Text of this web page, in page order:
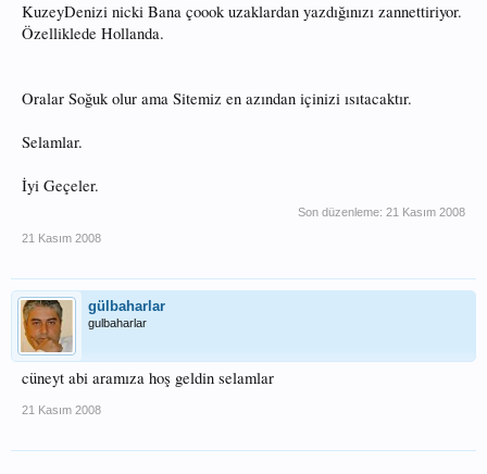
KuzeyDenizi nicki Bana çoook uzaklardan yazdığınızı zannettiriyor.
Özelliklede Hollanda.
Oralar Soğuk olur ama Sitemiz en azından içinizi ısıtacaktır.
Selamlar.
İyi Geçeler.
Son düzenleme: 21 Kasım 2008
21 Kasım 2008
gülbaharlar
gulbaharlar
cüneyt abi aramıza hoş geldin selamlar
21 Kasım 2008